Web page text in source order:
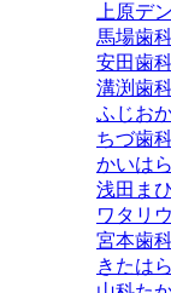
上原デ
馬場歯
安田歯
溝渕歯
ふじお
ちづ歯
かいは
浅田ま
ワタリ
宮本歯
きたは